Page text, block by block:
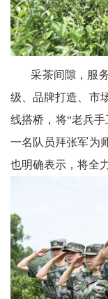
旅
游
天
府
文
采茶间隙，服务
级、品牌打造、市
线搭桥，将“老兵
一名队员拜张军为
也明确表示，将全